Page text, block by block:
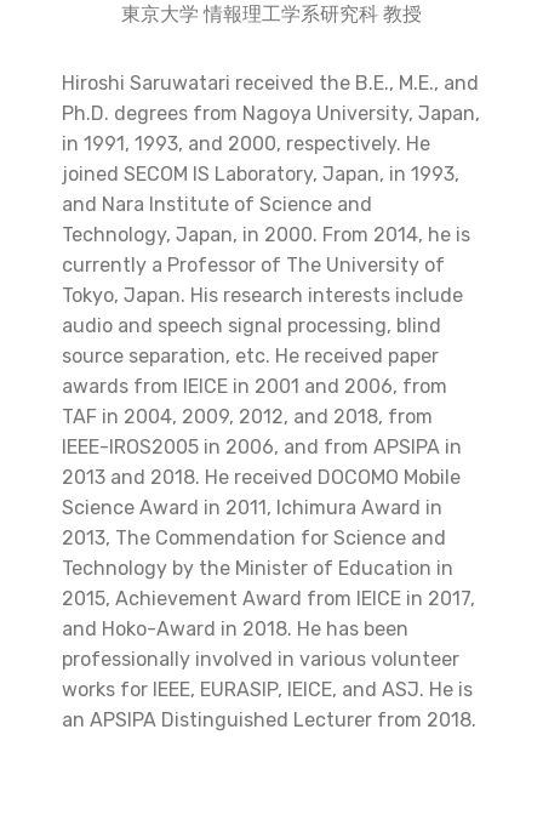
東京大学 情報理工学系研究科 教授
Hiroshi Saruwatari received the B.E., M.E., and
Ph.D. degrees from Nagoya University, Japan,
in 1991, 1993, and 2000, respectively. He
joined SECOM IS Laboratory, Japan, in 1993,
and Nara Institute of Science and
Technology, Japan, in 2000. From 2014, he is
currently a Professor of The University of
Tokyo, Japan. His research interests include
audio and speech signal processing, blind
source separation, etc. He received paper
awards from IEICE in 2001 and 2006, from
TAF in 2004, 2009, 2012, and 2018, from
IEEE-IROS2005 in 2006, and from APSIPA in
2013 and 2018. He received DOCOMO Mobile
Science Award in 2011, Ichimura Award in
2013, The Commendation for Science and
Technology by the Minister of Education in
2015, Achievement Award from IEICE in 2017,
and Hoko-Award in 2018. He has been
professionally involved in various volunteer
works for IEEE, EURASIP, IEICE, and ASJ. He is
an APSIPA Distinguished Lecturer from 2018.